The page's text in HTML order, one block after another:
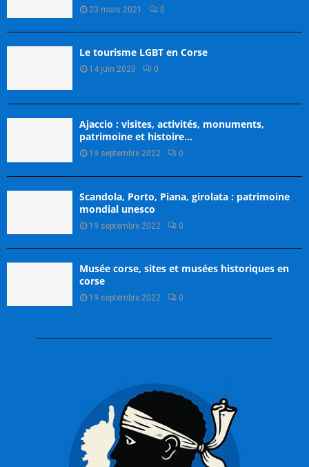
23 mars 2021 0
Le tourisme LGBT en Corse
14 juin 2020 0
Ajaccio : visites, activités, monuments,
patrimoine et histoire…
19 septembre 2022 0
Scandola, Porto, Piana, girolata : patrimoine
mondial unesco
19 septembre 2022 0
Musée corse, sites et musées historiques en
corse
19 septembre 2022 0